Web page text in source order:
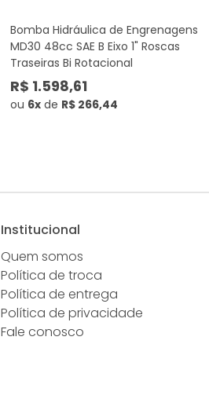
Bomba Hidráulica de Engrenagens
MD30 48cc SAE B Eixo 1" Roscas
Traseiras Bi Rotacional
R$ 1.598,61
ou 6x de R$ 266,44
Institucional
Quem somos
Política de troca
Política de entrega
Política de privacidade
Fale conosco